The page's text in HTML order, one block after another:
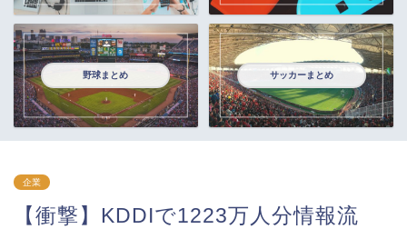
野球まとめ サッカーまとめ
企業
【衝撃】KDDIで1223万人分情報流